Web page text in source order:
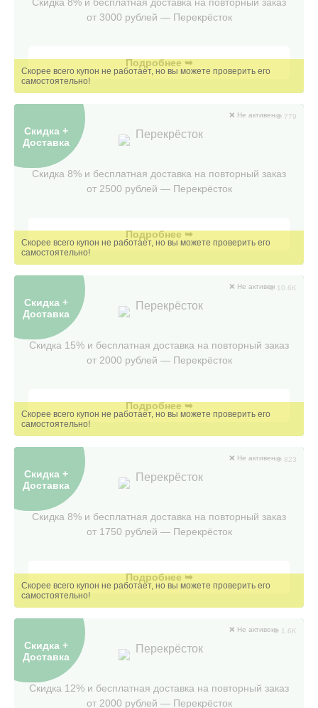
от 3000 рублей — Перекрëсток
Подробнее ➥
Скидка +
Доставка
Перекрёсток
Скидка 8% и бесплатная доставка на повторный заказ
от 2500 рублей — Перекрëсток
❌ Не активен👁 779
Подробнее ➥
Скидка +
Доставка
Перекрёсток
Скидка 15% и бесплатная доставка на повторный заказ
от 2000 рублей — Перекрёсток
❌ Не активен👁 10.6K
Подробнее ➥
Скидка +
Доставка
Перекрёсток
Скидка 8% и бесплатная доставка на повторный заказ
от 1750 рублей — Перекрëсток
❌ Не активен👁 823
Подробнее ➥
Скидка +
Доставка
Перекрёсток
Скидка 12% и бесплатная доставка на повторный заказ
от 2000 рублей — Перекрëсток
❌ Не активен👁 1.6K